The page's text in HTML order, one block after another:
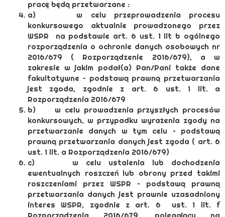
pracę będą przetwarzane :
a) w celu przeprowadzenia procesu
konkursowego aktualnie prowadzonego przez
WSPR na podstawie art. 6 ust. 1 lit b ogólnego
rozporządzenia o ochronie danych osobowych nr
2016/679 ( Rozporządzenie 2016/679), a w
zakresie w jakim podał(a) Pan/Pani także dane
fakultatywne – podstawą prawną przetwarzania
jest zgoda, zgodnie z art. 6 ust. 1 lit. a
Rozporządzenia 2016/679
b) w celu prowadzenia przyszłych procesów
konkursowych, w przypadku wyrażenia zgody na
przetwarzanie danych w tym celu – podstawą
prawną przetwarzania danych jest zgoda ( art. 6
ust. 1 lit. a Rozporządzenia 2016/679)
c) w celu ustalenia lub dochodzenia
ewentualnych roszczeń lub obrony przed takimi
roszczeniami przez WSPR – podstawą prawną
przetwarzania danych jest prawnie uzasadniony
interes WSPR, zgodnie z art. 6 ust. 1 lit. f